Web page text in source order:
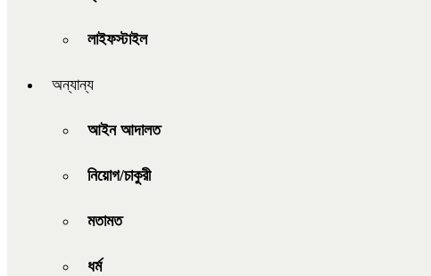
লাইফস্টাইল
অন্যান্য
আইন আদালত
নিয়োগ/চাকুরী
মতামত
ধর্ম